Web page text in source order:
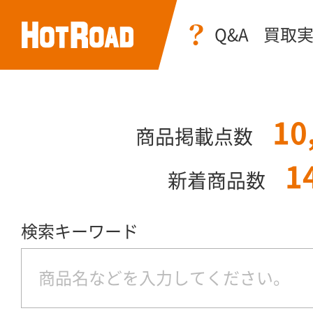
Q&A 買取
商品掲載点数
新着商品数
検索キーワード